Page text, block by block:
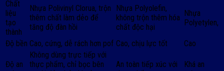
Chất
liệu
tạo
thành
Nhựa Polivinyl Clorua, trộn
thêm chất làm dẻo để
tăng độ đàn hồi
Nhựa Polyolefin,
không trộn thêm hóa
chất độc hại
Nhựa
Polyetylen,
Độ bền Cao, cứng, dễ rách hơn pof Cao, chịu lực tốt Cao
Độ an
Không dùng trực tiếp với
thực phẩm, chỉ bọc bên
An toàn tiếp xúc với
Khá an